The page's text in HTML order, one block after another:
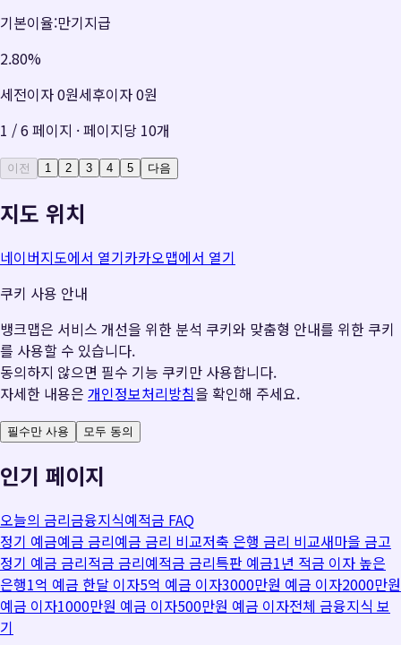
기본이율:만기지급
2.80%
세전이자0원세후이자0원
1 /6페이지 · 페이지당 10개
이전 1 2 3 4 5 다음
지도 위치
네이버지도에서 열기카카오맵에서 열기
쿠키 사용 안내
뱅크맵은 서비스 개선을 위한 분석 쿠키와 맞춤형 안내를 위한 쿠키
를 사용할 수 있습니다.
동의하지 않으면 필수 기능 쿠키만 사용합니다.
자세한 내용은 개인정보처리방침을 확인해 주세요.
필수만 사용 모두 동의
인기 페이지
오늘의 금리금융지식예적금 FAQ
정기 예금예금 금리예금 금리 비교저축 은행 금리 비교새마을 금고
정기 예금 금리적금 금리예적금 금리특판 예금1년 적금 이자 높은
은행1억 예금 한달 이자5억 예금 이자3000만원 예금 이자2000만원
예금 이자1000만원 예금 이자500만원 예금 이자전체 금융지식 보
기